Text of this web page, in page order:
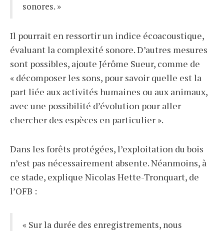
sonores. »
Il pourrait en ressortir un indice écoacoustique,
évaluant la complexité sonore. D’autres mesures
sont possibles, ajoute Jérôme Sueur, comme de
« décomposer les sons, pour savoir quelle est la
part liée aux activités humaines ou aux animaux,
avec une possibilité d’évolution pour aller
chercher des espèces en particulier ».
Dans les forêts protégées, l’exploitation du bois
n’est pas nécessairement absente. Néanmoins, à
ce stade, explique Nicolas Hette-Tronquart, de
l’OFB :
« Sur la durée des enregistrements, nous